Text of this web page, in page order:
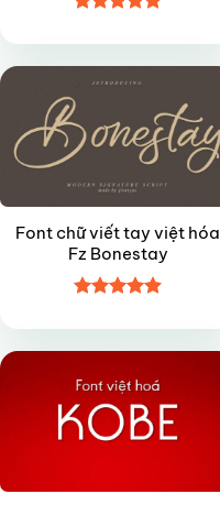
hạng4.95
Font chữ viết tay việt hóa
Fz Bonestay
hạng4.95
sao